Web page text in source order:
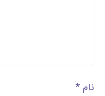
نام*